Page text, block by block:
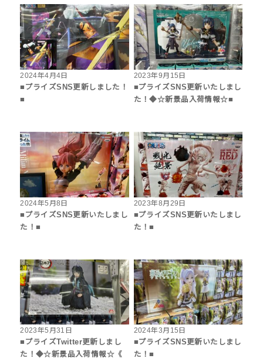
2024年4月4日
■プライズSNS更新しました！
■
2023年9月15日
■プライズSNS更新いたしまし
た！◆☆新景品入荷情報☆■
2024年5月8日
■プライズSNS更新いたしまし
た！■
2023年8月29日
■プライズSNS更新いたしまし
た！■
2023年5月31日
■プライズTwitter更新しまし
た！◆☆新景品入荷情報☆《
2024年3月15日
■プライズSNS更新いたしまし
た！■